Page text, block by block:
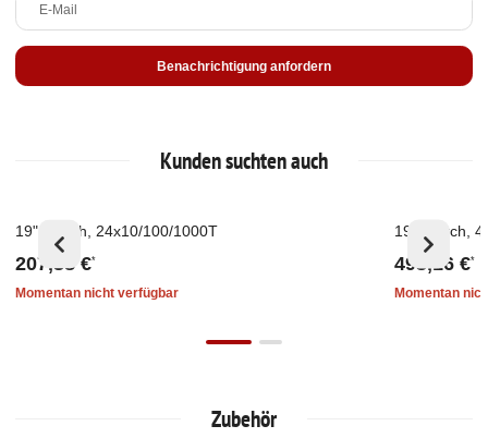
E-Mail
Benachrichtigung anfordern
Kunden suchten auch
Ausverkauft
19" Switch, 24x10/100/1000T
207,38 €*
Momentan nicht verfügbar
19" Switch,
493,16 €*
Momentan
Zubehör